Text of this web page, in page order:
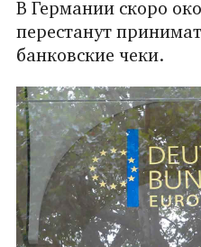
В Германии скоро
перестанут
банковские чеки.